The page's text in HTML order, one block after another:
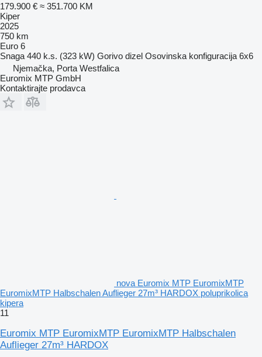
179.900 € ≈ 351.700 KM
Kiper
2025
750 km
Euro 6
Snaga 440 k.s. (323 kW) Gorivo dizel Osovinska konfiguracija 6x6
Njemačka, Porta Westfalica
Euromix MTP GmbH
Kontaktirajte prodavca
nova Euromix MTP EuromixMTP
EuromixMTP Halbschalen Auflieger 27m³ HARDOX poluprikolica
kipera
11
Euromix MTP EuromixMTP EuromixMTP Halbschalen
Auflieger 27m³ HARDOX